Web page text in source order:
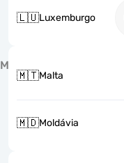
🇱🇺Luxemburgo
M
🇲🇹Malta
🇲🇩Moldávia